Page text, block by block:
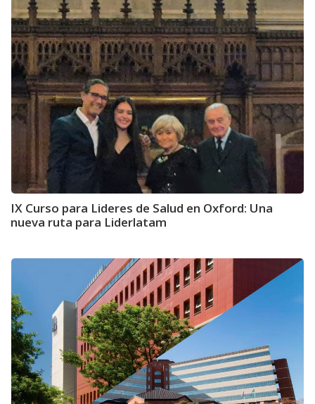
IX Curso para Lideres de Salud en Oxford: Una
nueva ruta para Liderlatam